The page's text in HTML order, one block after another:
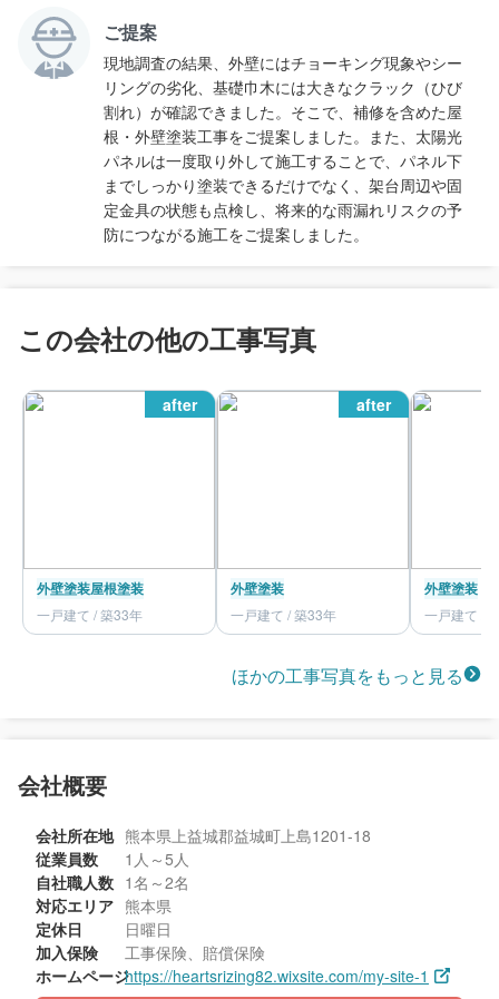
ご提案
現地調査の結果、外壁にはチョーキング現象やシー
リングの劣化、基礎巾木には大きなクラック（ひび
割れ）が確認できました。そこで、補修を含めた屋
根・外壁塗装工事をご提案しました。また、太陽光
パネルは一度取り外して施工することで、パネル下
までしっかり塗装できるだけでなく、架台周辺や固
定金具の状態も点検し、将来的な雨漏れリスクの予
防につながる施工をご提案しました。
この会社の他の工事写真
after
外壁塗装屋根塗装
一戸建て / 築33年
after
外壁塗装
一戸建て / 築33年
外壁塗装
一戸建て /
ほかの工事写真をもっと見る
会社概要
会社所在地 熊本県上益城郡益城町上島1201-18
従業員数
1人～5人
自社職人数 1名～2名
対応エリア 熊本県
定休日
日曜日
加入保険
工事保険、賠償保険
ホームページhttps://heartsrizing82.wixsite.com/my-site-1